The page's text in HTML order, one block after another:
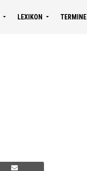
LEXIKON TERMINE